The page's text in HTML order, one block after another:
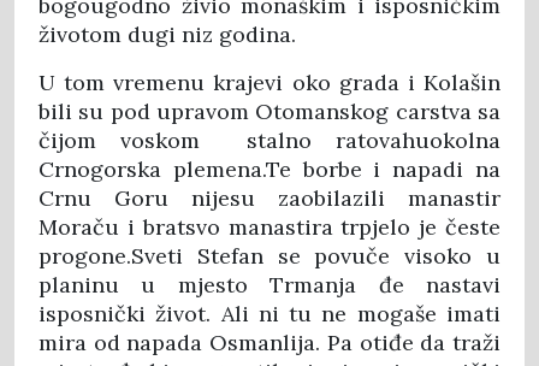
životom dugi niz godina.
U tom vremenu krajevi oko grada i Kolašin
bili su pod upravom Otomanskog carstva sa
čijom voskom stalno ratovahuokolna
Crnogorska plemena.Te borbe i napadi na
Crnu Goru nijesu zaobilazili manastir
Moraču i bratsvo manastira trpjelo je česte
progone.Sveti Stefan se povuče visoko u
planinu u mjesto Trmanja đe nastavi
isposnički život. Ali ni tu ne mogaše imati
mira od napada Osmanlija. Pa otiđe da traži